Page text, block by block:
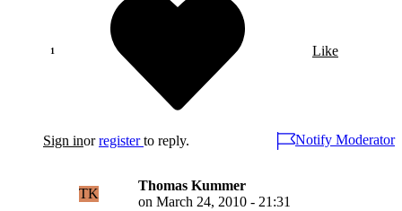
Like
Sign inorregister to reply. Notify Moderator
TK
Thomas Kummer
on March 24, 2010 - 21:31